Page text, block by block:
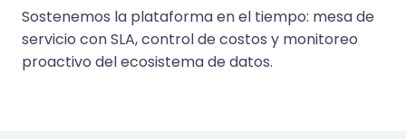
Sostenemos la plataforma en el tiempo: mesa de
servicio con SLA, control de costos y monitoreo
proactivo del ecosistema de datos.